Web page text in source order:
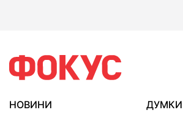
НОВИНИ
ДУМКИ